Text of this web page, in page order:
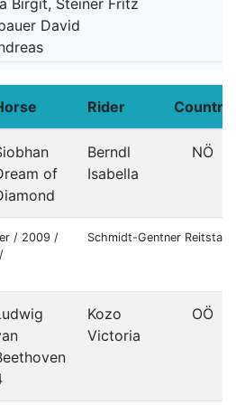
Birgit, Steiner Fritz
David
Rider Country
of
Berndl
Isabella
NÖ
/ 2009 /
Schmidt-Gentner Reitstall/
Kozo
Victoria
OÖ